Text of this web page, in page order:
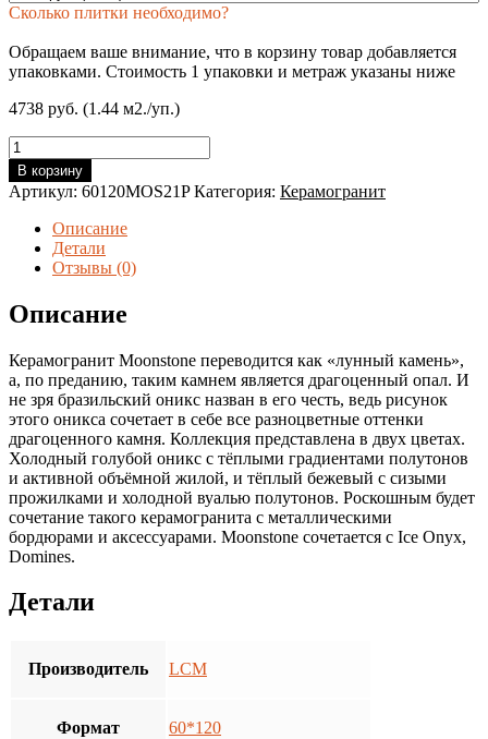
Сколько плитки необходимо?
Обращаем ваше внимание, что в корзину товар добавляется
упаковками. Стоимость 1 упаковки и метраж указаны ниже
4738 руб. (1.44 м2./уп.)
Количество
товара
Керамогранит
LCM
Moonstone
Gold
60*120
м2/
кор.,
шт.)
В корзину
Артикул: 60120MOS21P Категория: Керамогранит
Описание
Детали
Отзывы (0)
Описание
Керамогранит Moonstone переводится как «лунный камень»,
а, по преданию, таким камнем является драгоценный опал. И
не зря бразильский оникс назван в его честь, ведь рисунок
этого оникса сочетает в себе все разноцветные оттенки
драгоценного камня. Коллекция представлена в двух цветах.
Холодный голубой оникс с тёплыми градиентами полутонов
и активной объёмной жилой, и тёплый бежевый с сизыми
прожилками и холодной вуалью полутонов. Роскошным будет
сочетание такого керамогранита с металлическими
бордюрами и аксессуарами. Moonstone сочетается с Ice Onyx,
Domines.
Детали
Производитель LCM
Формат 60*120